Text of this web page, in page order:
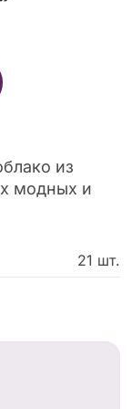
из
модных и
21 шт.